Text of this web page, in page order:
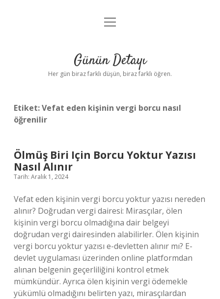
Anasayfa
Yasal Uyarı
menüyü
Günün Detayı
Her gün biraz farklı düşün, biraz farklı öğren.
Etiket:Vefat eden kişinin vergi borcu nasıl
öğrenilir
Ölmüş Biri Için Borcu Yoktur Yazısı
Nasıl Alınır
Tarih: Aralık 1, 2024
Vefat eden kişinin vergi borcu yoktur yazısı nereden
alınır? Doğrudan vergi dairesi: Mirasçılar, ölen
kişinin vergi borcu olmadığına dair belgeyi
doğrudan vergi dairesinden alabilirler. Ölen kişinin
vergi borcu yoktur yazısı e-devletten alınır mı? E-
devlet uygulaması üzerinden online platformdan
alınan belgenin geçerliliğini kontrol etmek
mümkündür. Ayrıca ölen kişinin vergi ödemekle
yükümlü olmadığını belirten yazı, mirasçılardan